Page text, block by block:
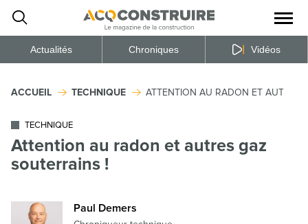
la
du
Actualités Chroniques Vidéos
ACCUEIL TECHNIQUE ATTENTION AU RADON ET AUTRES
TECHNIQUE
Attention au radon et autres gaz
souterrains !
Paul Demers